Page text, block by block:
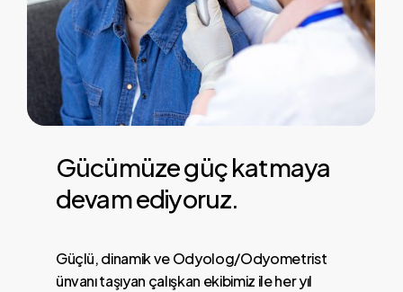
Gücümüzegüçkatmaya
devamediyoruz.
Güçlü, dinamik ve Odyolog/Odyometrist
ünvanı taşıyan çalışkan ekibimiz ile her yıl